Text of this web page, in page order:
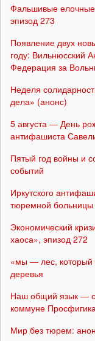
Фальшивые елочные
эпизод 273
Появление двух
году: Вильнюсский
Федерация за
Неделя
дела» (анонс)
5 августа — День
антифашиста
Пятый год войны и
событий
Иркутского
тюремной больницы
Экономический
хаоса», эпизод 272
«мы — лес, который
деревья
Наш общий язык —
коммуне
Мир без тюрем: